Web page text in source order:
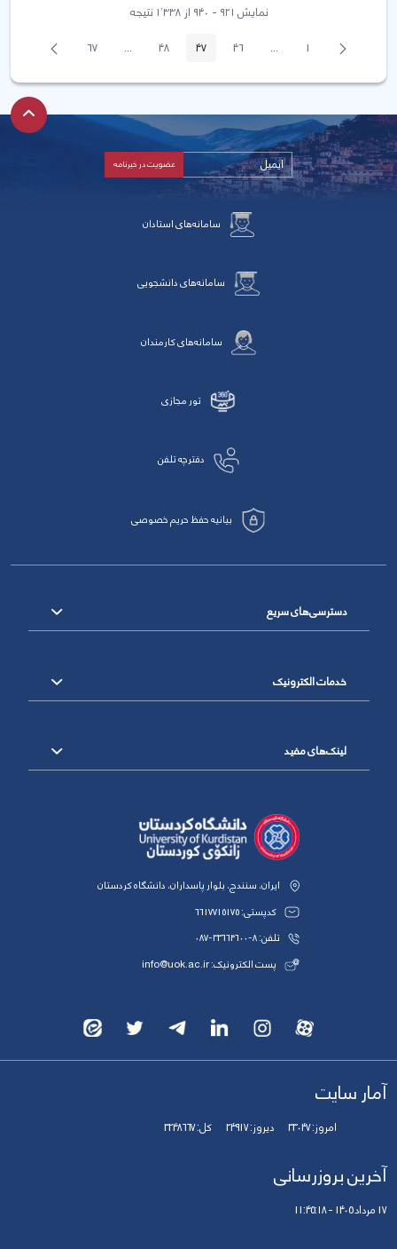
نمایش ۹۲۱ - ۹۴۰ از ۱٬۳۳۸ نتیجه
پیغام
قبلی صفحه1
...
Intermediate Pages
صفحه46 صفحه47 صفحه48
...
Intermediate Pages
صفحه67 صفحه
بعد
سامانه‌های استادان
سامانه‌های دانشجویی
سامانه‌های کارمندان
تور مجازی
دفترچه تلفن
بیانیه حفظ حریم خصوصی
دسترسی‌های سریع
خدمات الکترونیک
لینک‌های مفید
ایران، سنندج، بلوار پاسداران، دانشگاه کردستان
کدپستی: 6617715175
تلفن: 8-33664600-087
پست الکترونیک: info@uok.ac.ir
آمار سایت
امروز:33047 دیروز:24917 کل:3248667
آخرین بروزرسانی
17 مرداد 1405 - 11:45:18